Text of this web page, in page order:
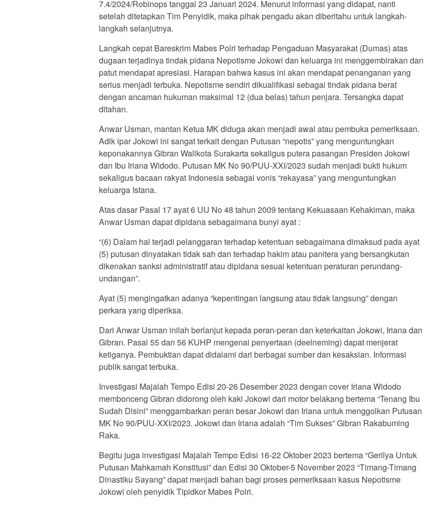
7.4/2024/Robinops tanggal 23 Januari 2024. Menurut informasi yang didapat, nanti
setelah ditetapkan Tim Penyidik, maka pihak pengadu akan diberitahu untuk langkah-
langkah selanjutnya.
Langkah cepat Bareskrim Mabes Polri terhadap Pengaduan Masyarakat (Dumas) atas
dugaan terjadinya tindak pidana Nepotisme Jokowi dan keluarga ini menggembirakan dan
patut mendapat apresiasi. Harapan bahwa kasus ini akan mendapat penanganan yang
serius menjadi terbuka. Nepotisme sendiri dikualifikasi sebagai tindak pidana berat
dengan ancaman hukuman maksimal 12 (dua belas) tahun penjara. Tersangka dapat
ditahan.
Anwar Usman, mantan Ketua MK diduga akan menjadi awal atau pembuka pemeriksaan.
Adik ipar Jokowi ini sangat terkait dengan Putusan “nepotis” yang menguntungkan
keponakannya Gibran Walikota Surakarta sekaligus putera pasangan Presiden Jokowi
dan Ibu Iriana Widodo. Putusan MK No 90/PUU-XXI/2023 sudah menjadi bukti hukum
sekaligus bacaan rakyat Indonesia sebagai vonis “rekayasa” yang menguntungkan
keluarga Istana.
Atas dasar Pasal 17 ayat 6 UU No 48 tahun 2009 tentang Kekuasaan Kehakiman, maka
Anwar Usman dapat dipidana sebagaimana bunyi ayat :
“(6) Dalam hal terjadi pelanggaran terhadap ketentuan sebagaimana dimaksud pada ayat
(5) putusan dinyatakan tidak sah dan terhadap hakim atau panitera yang bersangkutan
dikenakan sanksi administratif atau dipidana sesuai ketentuan peraturan perundang-
undangan”.
Ayat (5) mengingatkan adanya “kepentingan langsung atau tidak langsung” dengan
perkara yang diperiksa.
Dari Anwar Usman inilah berlanjut kepada peran-peran dan keterkaitan Jokowi, Iriana dan
Gibran. Pasal 55 dan 56 KUHP mengenai penyertaan (deelneming) dapat menjerat
ketiganya. Pembuktian dapat didalami dari berbagai sumber dan kesaksian. Informasi
publik sangat terbuka.
Investigasi Majalah Tempo Edisi 20-26 Desember 2023 dengan cover Iriana Widodo
membonceng Gibran didorong oleh kaki Jokowi dari motor belakang bertema “Tenang Ibu
Sudah Disini” menggambarkan peran besar Jokowi dan Iriana untuk menggolkan Putusan
MK No 90/PUU-XXI/2023. Jokowi dan Iriana adalah “Tim Sukses” Gibran Rakabuming
Raka.
Begitu juga investigasi Majalah Tempo Edisi 16-22 Oktober 2023 bertema “Gerilya Untuk
Putusan Mahkamah Konstitusi” dan Edisi 30 Oktober-5 November 2023 “Timang-Timang
Dinastiku Sayang” dapat menjadi bahan bagi proses pemeriksaan kasus Nepotisme
Jokowi oleh penyidik Tipidkor Mabes Polri.